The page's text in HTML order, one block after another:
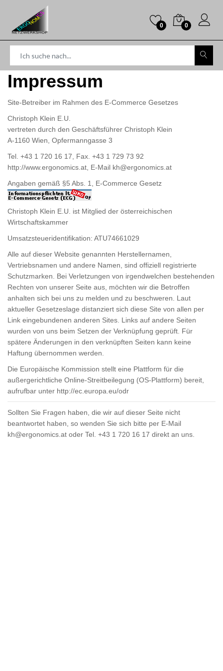
0 0
Impressum
Site-Betreiber im Rahmen des E-Commerce Gesetzes
Christoph Klein E.U.
vertreten durch den Geschäftsführer Christoph Klein
A-1160 Wien, Opfermanngasse 3
Tel. +43 1 720 16 17, Fax. +43 1 729 73 92
http://www.ergonomics.at , E-Mail kh@ergonomics.at
Angaben gemäß §5 Abs. 1, E-Commerce Gesetz
Christoph Klein E.U. ist Mitglied der österreichischen
Wirtschaftskammer
Umsatzsteueridentifikation: ATU74661029
Alle auf dieser Website genannten Herstellernamen,
Vertriebsnamen und andere Namen, sind offiziell registrierte
Schutzmarken. Bei Verletzungen von irgendwelchen bestehenden
Rechten von unserer Seite aus, möchten wir die Betroffen
anhalten sich bei uns zu melden und zu beschweren. Laut
aktueller Gesetzeslage distanziert sich diese Site von allen per
Link eingebundenen anderen Sites. Links auf andere Seiten
wurden von uns beim Setzen der Verknüpfung geprüft. Für
spätere Änderungen in den verknüpften Seiten kann keine
Haftung übernommen werden.
Die Europäische Kommission stellt eine Plattform für die
außergerichtliche Online-Streitbeilegung (OS-Plattform) bereit,
aufrufbar unter http://ec.europa.eu/odr
Sollten Sie Fragen haben, die wir auf dieser Seite nicht
beantwortet haben, so wenden Sie sich bitte per E-Mail
kh@ergonomics.at oder Tel. +43 1 720 16 17 direkt an uns.